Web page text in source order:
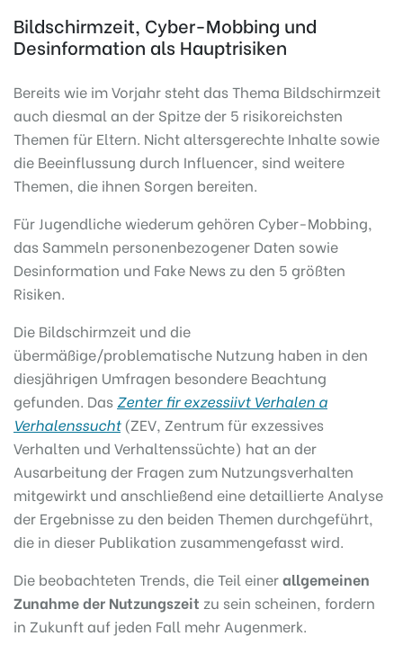
Bildschirmzeit, Cyber-Mobbing und
Desinformation als Hauptrisiken
Bereits wie im Vorjahr steht das Thema Bildschirmzeit
auch diesmal an der Spitze der 5 risikoreichsten
Themen für Eltern. Nicht altersgerechte Inhalte sowie
die Beeinflussung durch Influencer, sind weitere
Themen, die ihnen Sorgen bereiten.
Für Jugendliche wiederum gehören Cyber-Mobbing,
das Sammeln personenbezogener Daten sowie
Desinformation und Fake News zu den 5 größten
Risiken.
Die Bildschirmzeit und die
übermäßige/problematische Nutzung haben in den
diesjährigen Umfragen besondere Beachtung
gefunden. Das Zenter fir exzessiivt Verhalen a
Verhalenssucht(ZEV, Zentrum für exzessives
Verhalten und Verhaltenssüchte) hat an der
Ausarbeitung der Fragen zum Nutzungsverhalten
mitgewirkt und anschließend eine detaillierte Analyse
der Ergebnisse zu den beiden Themen durchgeführt,
die in dieser Publikation zusammengefasst wird.
Die beobachteten Trends, die Teil einerallgemeinen
Zunahme der Nutzungszeit zu sein scheinen, fordern
in Zukunft auf jeden Fall mehr Augenmerk.